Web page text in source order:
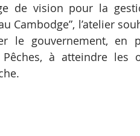
de vision pour la
Cambodge”, l’atelier
le gouvernement, en
Pêches, à atteindre